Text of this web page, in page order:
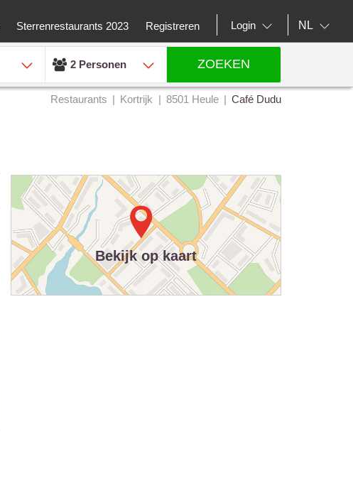
Sterrenrestaurants 2023 Registreren Login NL
2 Personen ZOEKEN
Restaurants Kortrijk 8501 Heule Café Dudu
Bekijk op kaart